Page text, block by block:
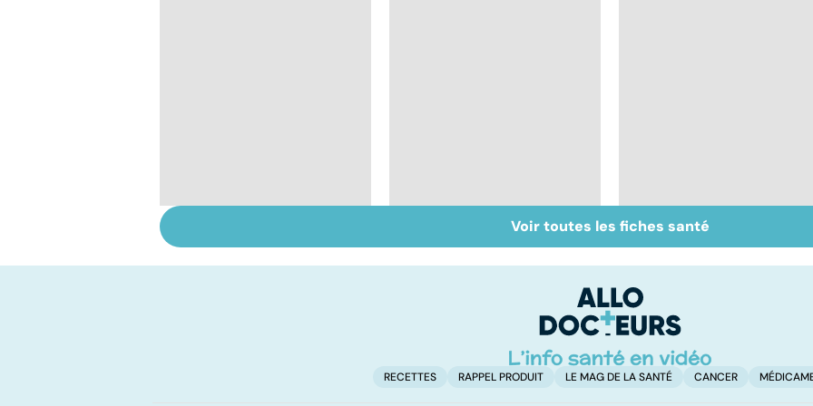
des épices
Faire du sport à
domicile, c'est facile !
Don de gamètes : le
pour et le contre
Voir toutes les fiches santé
RECETTES RAPPEL PRODUIT LE MAG DE LA SANTÉ CANCER